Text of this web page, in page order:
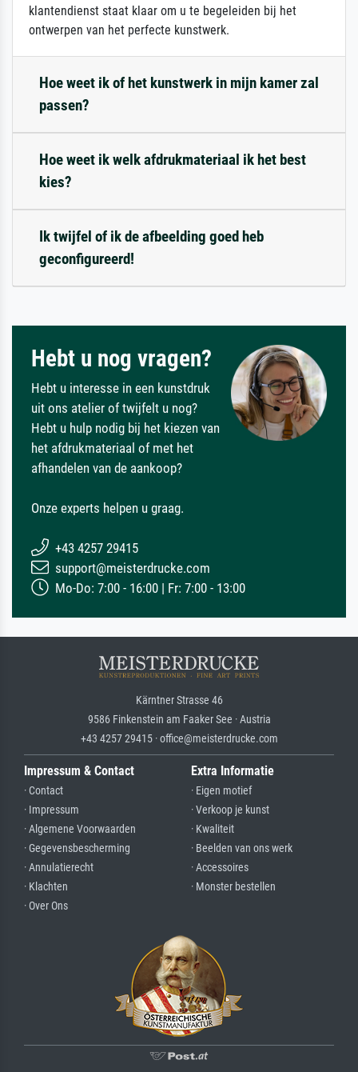
klantendienst staat klaar om u te begeleiden bij het
ontwerpen van het perfecte kunstwerk.
Hoe weet ik of het kunstwerk in mijn kamer zal
passen?
Hoe weet ik welk afdrukmateriaal ik het best
kies?
Ik twijfel of ik de afbeelding goed heb
geconfigureerd!
Hebt u nog vragen?
Hebt u interesse in een kunstdruk
uit ons atelier of twijfelt u nog?
Hebt u hulp nodig bij het kiezen van
het afdrukmateriaal of met het
afhandelen van de aankoop?
Onze experts helpen u graag.
+43 4257 29415
support@meisterdrucke.com
Mo-Do: 7:00 - 16:00 | Fr: 7:00 - 13:00
Kärntner Strasse 46
9586 Finkenstein am Faaker See · Austria
+43 4257 29415 · office@meisterdrucke.com
Impressum & Contact
· Contact
· Impressum
· Algemene Voorwaarden
· Gegevensbescherming
· Annulatierecht
· Klachten
· Over Ons
Extra Informatie
· Eigen motief
· Verkoop je kunst
· Kwaliteit
· Beelden van ons werk
· Accessoires
· Monster bestellen